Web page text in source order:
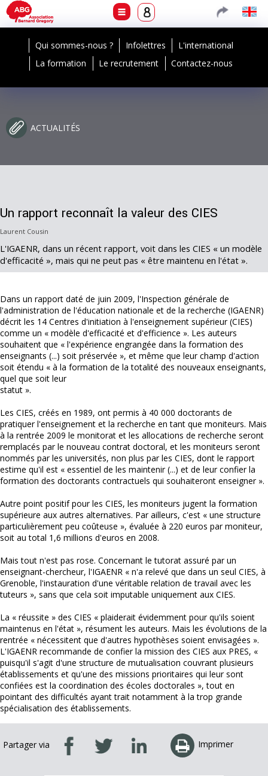
Qui sommes-nous ? Infolettres
L'international
La formation
Le recrutement Contactez-nous
ACTUALITÉS
Un rapport reconnaît la valeur des CIES
Laurent Cousin
L'IGAENR, dans un récent rapport, voit dans les CIES « un modèle
d'efficacité », mais qui ne peut pas « être maintenu en l'état ».
Dans un rapport daté de juin 2009, l'Inspection générale de
l'administration de l'éducation nationale et de la recherche (IGAENR)
décrit les 14 Centres d'initiation à l'enseignement supérieur (CIES)
comme un « modèle d'efficacité et d'efficience ». Les auteurs
souhaitent que « l'expérience engrangée dans la formation des
enseignants (...) soit préservée », et même que leur champ d'action
soit étendu « à la formation de la totalité des nouveaux enseignants,
quel que soit leur
statut ».
Les CIES, créés en 1989, ont permis à 40 000 doctorants de
pratiquer l'enseignement et la recherche en tant que moniteurs. Mais
à la rentrée 2009 le monitorat et les allocations de recherche seront
remplacés par le nouveau contrat doctoral, et les moniteurs seront
nommés par les universités, non plus par les CIES, dont le rapport
estime qu'il est « essentiel de les maintenir (...) et de leur confier la
formation des doctorants contractuels qui souhaiteront enseigner ».
Autre point positif pour les CIES, les moniteurs jugent la formation
supérieure aux autres alternatives. Par ailleurs, c'est « une structure
particulièrement peu coûteuse », évaluée à 220 euros par moniteur,
soit au total 1,6 millions d'euros en 2008.
Mais tout n'est pas rose. Concernant le tutorat assuré par un
enseignant-chercheur, l'IGAENR « n'a relevé que dans un seul CIES, à
Grenoble, l'instauration d'une véritable relation de travail avec les
tuteurs », sans que cela soit imputable uniquement aux CIES.
La « réussite » des CIES « plaiderait évidemment pour qu'ils soient
maintenus en l'état », résument les auteurs. Mais les évolutions de la
rentrée « nécessitent que d'autres hypothèses soient envisagées ».
L'IGAENR recommande de confier la mission des CIES aux PRES, «
puisqu'il s'agit d'une structure de mutualisation couvrant plusieurs
établissements et qu'une des missions prioritaires qui leur sont
confiées est la coordination des écoles doctorales », tout en
pointant des difficultés ayant trait notamment à la trop grande
spécialisation des établissements.
Partager via Imprimer